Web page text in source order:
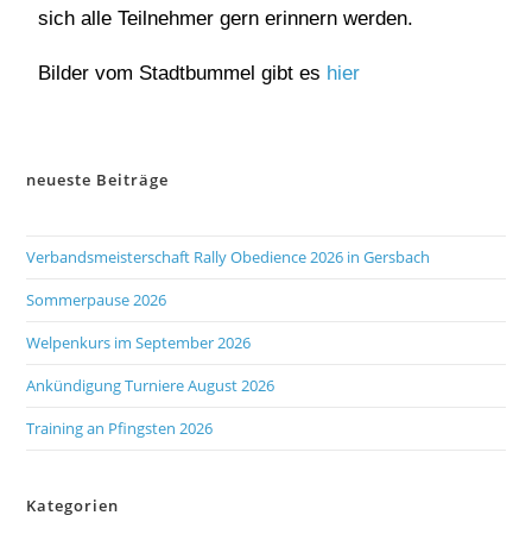
sich alle Teilnehmer gern erinnern werden.
Bilder vom Stadtbummel gibt es hier
neueste Beiträge
Verbandsmeisterschaft Rally Obedience 2026 in Gersbach
Sommerpause 2026
Welpenkurs im September 2026
Ankündigung Turniere August 2026
Training an Pfingsten 2026
Kategorien